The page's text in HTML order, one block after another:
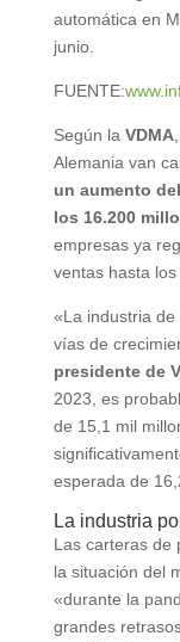
automática en
junio.
FUENTE:
Según la VDMA
Alemania van
un aumento
los 16.200
empresas ya
ventas hasta
«La industria
vías de
presidente de
2023, es
de 15,1 mil
esperada de
La industria
Las carteras de
la situación del
«durante la
grandes